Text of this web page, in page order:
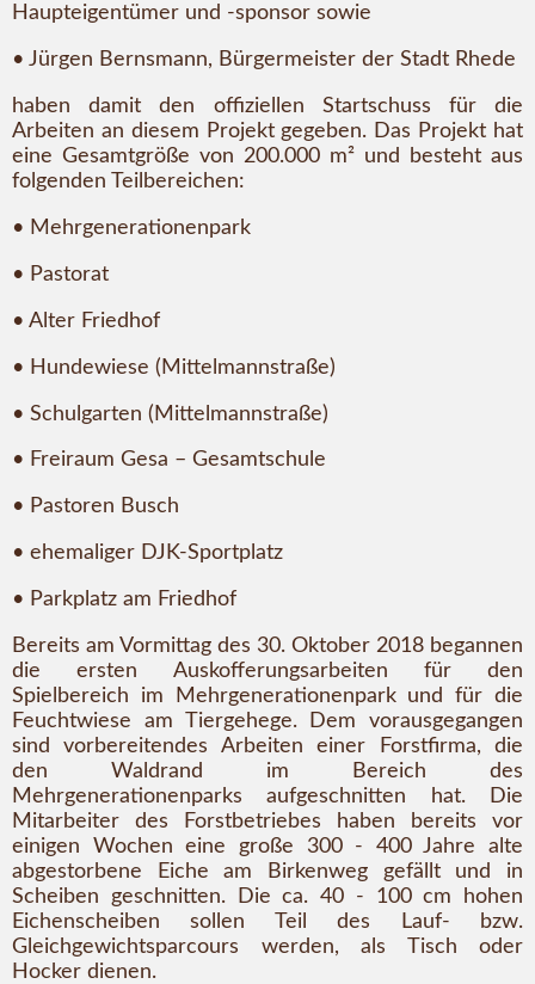
Haupteigentümer und -sponsor sowie
• Jürgen Bernsmann, Bürgermeister der Stadt Rhede
haben damit den offiziellen Startschuss für die
Arbeiten an diesem Projekt gegeben. Das Projekt hat
eine Gesamtgröße von 200.000 m² und besteht aus
folgenden Teilbereichen:
• Mehrgenerationenpark
• Pastorat
• Alter Friedhof
• Hundewiese (Mittelmannstraße)
• Schulgarten (Mittelmannstraße)
• Freiraum Gesa – Gesamtschule
• Pastoren Busch
• ehemaliger DJK-Sportplatz
• Parkplatz am Friedhof
Bereits am Vormittag des 30. Oktober 2018 begannen
die ersten Auskofferungsarbeiten für den
Spielbereich im Mehrgenerationenpark und für die
Feuchtwiese am Tiergehege. Dem vorausgegangen
sind vorbereitendes Arbeiten einer Forstfirma, die
den Waldrand im Bereich des
Mehrgenerationenparks aufgeschnitten hat. Die
Mitarbeiter des Forstbetriebes haben bereits vor
einigen Wochen eine große 300 - 400 Jahre alte
abgestorbene Eiche am Birkenweg gefällt und in
Scheiben geschnitten. Die ca. 40 - 100 cm hohen
Eichenscheiben sollen Teil des Lauf- bzw.
Gleichgewichtsparcours werden, als Tisch oder
Hocker dienen.